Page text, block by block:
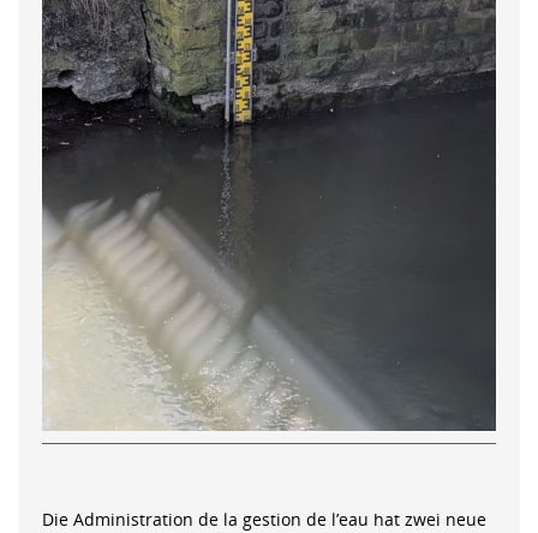
Die Administration de la gestion de l’eau hat zwei neue